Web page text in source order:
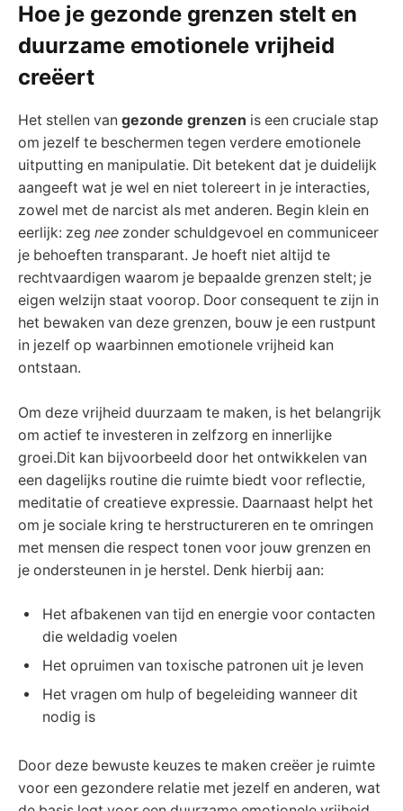
Hoe je gezonde grenzen stelt en
duurzame emotionele vrijheid
creëert
Het stellen van gezonde grenzen is een cruciale stap
om jezelf te beschermen tegen verdere emotionele
uitputting en manipulatie. Dit betekent dat je duidelijk
aangeeft wat je wel en niet tolereert in je interacties,
zowel met de narcist als met anderen. Begin klein en
eerlijk: zeg nee zonder schuldgevoel en communiceer
je behoeften transparant. Je hoeft niet altijd te
rechtvaardigen waarom je bepaalde grenzen stelt; je
eigen welzijn staat voorop. Door consequent te zijn in
het bewaken van deze grenzen, bouw je een rustpunt
in jezelf op waarbinnen emotionele vrijheid kan
ontstaan.
Om deze vrijheid duurzaam te maken, is het belangrijk
om actief te investeren in zelfzorg en innerlijke
groei.Dit kan bijvoorbeeld door het ontwikkelen van
een dagelijks routine die ruimte biedt voor reflectie,
meditatie of creatieve expressie. Daarnaast helpt het
om je sociale kring te herstructureren en te omringen
met mensen die respect tonen voor jouw grenzen en
je ondersteunen in je herstel. Denk hierbij aan:
Het afbakenen van tijd en energie voor contacten
die weldadig voelen
Het opruimen van toxische patronen uit je leven
Het vragen om hulp of begeleiding wanneer dit
nodig is
Door deze bewuste keuzes te maken creëer je ruimte
voor een gezondere relatie met jezelf en anderen, wat